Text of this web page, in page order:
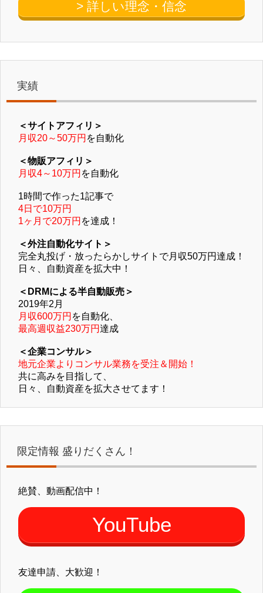
> 詳しい理念・信念
実績
＜サイトアフィリ＞
月収20～50万円 を自動化
＜物販アフィリ＞
月収4～10万円 を自動化
1時間で作った1記事で
4日で10万円
1ヶ月で20万円 を達成！
＜外注自動化サイト＞
完全丸投げ・放ったらかしサイトで月収50万円達成！
日々、自動資産を拡大中！
＜DRMによる半自動販売＞
2019年2月
月収600万円 を自動化、
最高週収益230万円達成
＜企業コンサル＞
地元企業よりコンサル業務を受注＆開始！
共に高みを目指して、
日々、自動資産を拡大させてます！
限定情報 盛りだくさん！
絶賛、動画配信中！
YouTube
友達申請、大歓迎！